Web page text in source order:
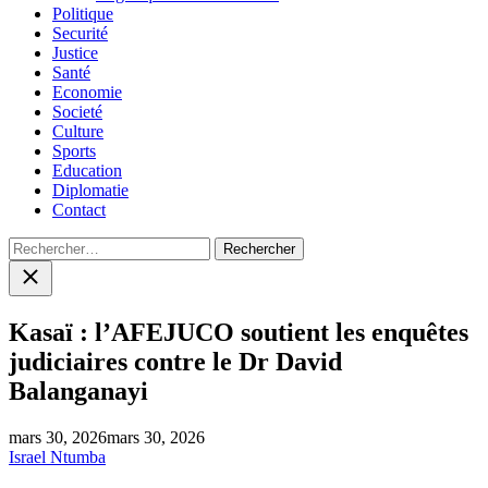
Politique
Securité
Justice
Santé
Economie
Societé
Culture
Sports
Education
Diplomatie
Contact
Rechercher :
Close
search
Kasaï : l’AFEJUCO soutient les enquêtes
judiciaires contre le Dr David
Balanganayi
mars 30, 2026mars 30, 2026
Israel Ntumba